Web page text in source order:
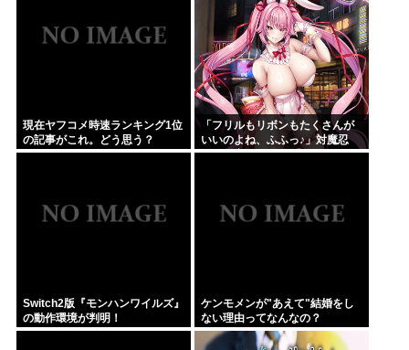
現在ヤフコメ時速ランキング1位
の記事がこれ。どう思う？
「フリルもリボンもたくさんが
いいのよね、ふふっ♪」対魔忍
RPG・新イベント『バニーとヨ
Switch2版『モンハンワイルズ』
の動作環境が判明！
ケンモメンが"あえて"結婚をし
ない理由ってなんなの？